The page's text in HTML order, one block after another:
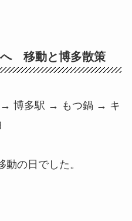
移動と博多散策
博多駅 → もつ鍋 → キ
の日でした。